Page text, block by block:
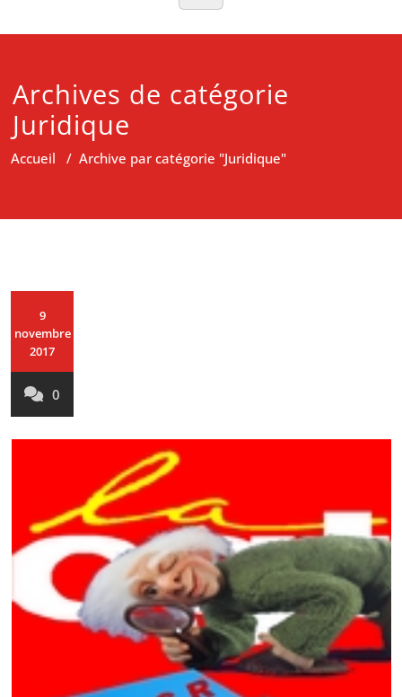
Archives de catégorie
Juridique
Accueil / Archive par catégorie "Juridique"
9
novembre
2017
0